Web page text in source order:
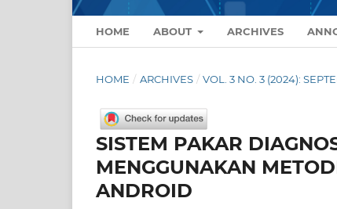
HOME ABOUT ARCHIVES
HOME / ARCHIVES / VOL. 3 NO. 3 (2024):
SISTEM PAKAR
MENGGUNAKAN
ANDROID